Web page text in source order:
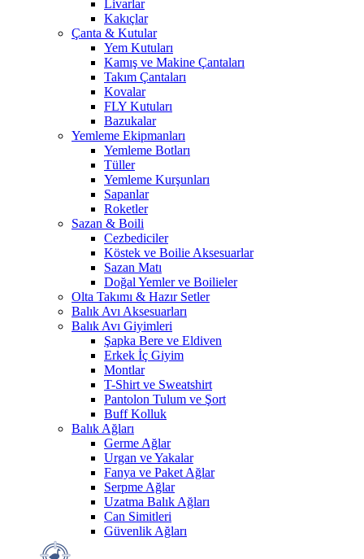
Livarlar
Kakıçlar
Çanta & Kutular
Yem Kutuları
Kamış ve Makine Çantaları
Takım Çantaları
Kovalar
FLY Kutuları
Bazukalar
Yemleme Ekipmanları
Yemleme Botları
Tüller
Yemleme Kurşunları
Sapanlar
Roketler
Sazan & Boili
Cezbediciler
Köstek ve Boilie Aksesuarlar
Sazan Matı
Doğal Yemler ve Boilieler
Olta Takımı & Hazır Setler
Balık Avı Aksesuarları
Balık Avı Giyimleri
Şapka Bere ve Eldiven
Erkek İç Giyim
Montlar
T-Shirt ve Sweatshirt
Pantolon Tulum ve Şort
Buff Kolluk
Balık Ağları
Germe Ağlar
Urgan ve Yakalar
Fanya ve Paket Ağlar
Serpme Ağlar
Uzatma Balık Ağları
Can Simitleri
Güvenlik Ağları